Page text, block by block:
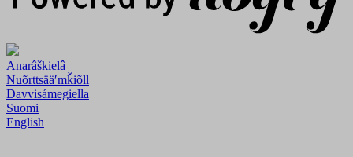
Anarâškielâ
Nuõrttsääʹmǩiõll
Davvisámegiella
Suomi
English